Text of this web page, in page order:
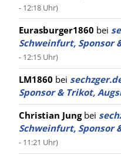
- 12:18 Uhr)
Eurasburger1860 bei
Schweinfurt, Sponsor
- 12:15 Uhr)
LM1860 bei
Sponsor & Trikot,
Christian Jungbei
Schweinfurt, Sponsor
- 11:21 Uhr)